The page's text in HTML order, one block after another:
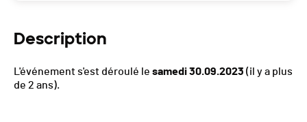
Description
L'événement s'est déroulé le samedi 30.09.2023 (il y a plus
de 2 ans).